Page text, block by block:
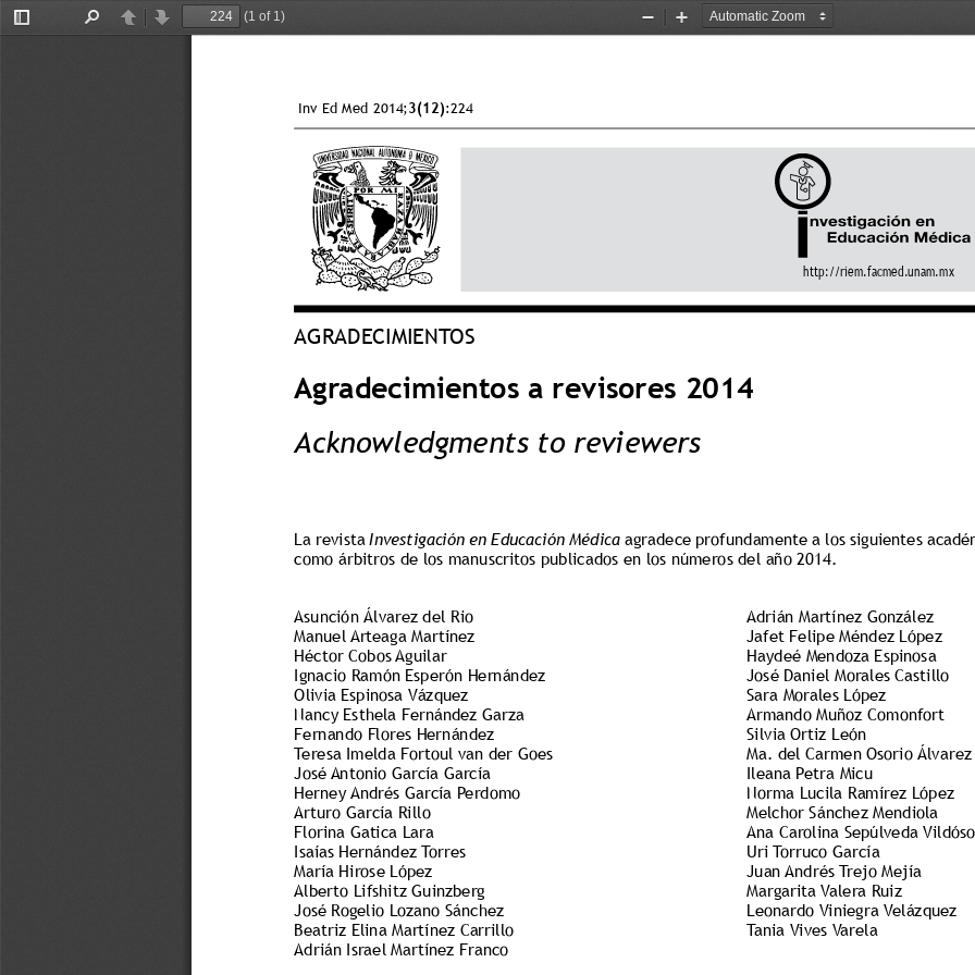
Toggle
PreviousNext
(1 of 1)
Zoom
Zoom
Inv Ed Med 2014; 3(12):224
http://riem.facmed.unam.mx
AGRADECIMIENTOS
Agradecimientos a revisores 2014
Acknowledgments to reviewers
La revista Investigación en Educación Médica agradece profundamente a los siguientes
como árbitros de los manuscritos publicados en los números del año 2014.
Adrián Martínez González
Jafet Felipe Méndez López
Haydeé Mendoza Espinosa
José Daniel Morales Castillo
Sara Morales López
Armando Muñoz Comonfort
Silvia Ortiz León
Ma. del Carmen Osorio Álvarez
Ileana Petra Micu
Norma Lucila Ramírez López
Melchor Sánchez Mendiola
Ana Carolina Sepúlveda
Uri Torruco García
Juan Andrés Trejo Mejía
Margarita Valera Ruiz
Leonardo Viniegra Velázquez
Tania Vives Varela
Asunción Álvarez del Rio
Manuel Arteaga Martínez
Héctor Cobos Aguilar
Ignacio Ramón Esperón Hernández
Olivia Espinosa Vázquez
Nancy Esthela Fernández Garza
Fernando Flores Hernández
Teresa Imelda Fortoul van der Goes
José Antonio García García
Herney Andrés García Perdomo
Arturo García Rillo
Florina Gatica Lara
Isaías Hernández Torres
María Hirose López
Alberto Lifshitz Guinzberg
José Rogelio Lozano Sánchez
Beatriz Elina Martínez Carrillo
Adrián Israel Martínez Franco